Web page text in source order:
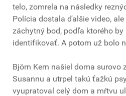
telo, zomrela na následky
Polícia dostala ďalšie video,
záchytný bod, podľa ktorého by
identifikovať. A potom už bolo
Björn Kern našiel doma surovo
Susannu a utrpel takú ťažkú
vyupratoval celý dom a mŕtvu